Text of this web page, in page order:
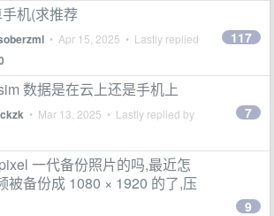
机(求推荐
• Apr 15, 2025 • Lastly replied
117
数据是在云上还是手机上
• Mar 13, 2025 • Lastly replied by 7
一代备份照片的吗,最近怎
被备份成 1080 × 1920 的了,压
9